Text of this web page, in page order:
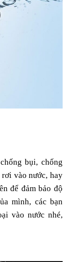
bụi, chống
vào nước, hay
để đảm bảo độ
mình, các bạn
vào nước nhé,